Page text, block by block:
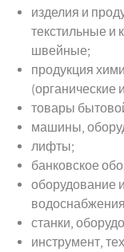
изделия и
текстильные и
швейные;
продукция
(органические
товары
машины,
лифты;
банковское
оборудование
станки,
инструмент,